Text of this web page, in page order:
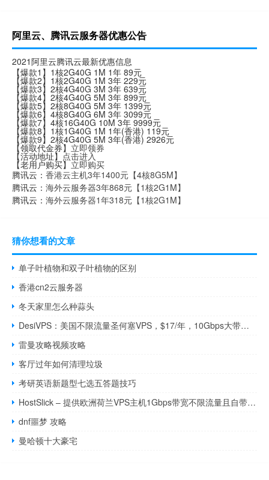
阿里云、腾讯云服务器优惠公告
2021阿里云腾讯云最新优惠信息
【爆款1】1核2G40G 1M 1年 89元
【爆款2】1核2G40G 1M 3年 229元
【爆款3】2核4G40G 3M 3年 639元
【爆款4】2核4G40G 5M 3年 899元
【爆款5】2核8G40G 5M 3年 1399元
【爆款6】4核8G40G 6M 3年 3099元
【爆款7】4核16G40G 10M 3年 9999元
【爆款8】1核1G40G 1M 1年(香港) 119元
【爆款9】2核4G40G 5M 3年(香港) 2926元
【领取代金券】 立即领券
【活动地址】 点击进入
【老用户购买】立即购买
腾讯云： 香港云主机3年1400元【4核8G5M】
腾讯云： 海外云服务器3年868元【1核2G1M】
腾讯云： 海外云服务器1年318元【1核2G1M】
猜你想看的文章
单子叶植物和双子叶植物的区别
香港cn2云服务器
冬天家里怎么种蒜头
DesiVPS：美国不限流量圣何塞VPS，$17/年，10Gbps大带宽，每年免费3次更换IP
雷曼攻略视频攻略
客厅过年如何清理垃圾
考研英语新题型七选五答题技巧
HostSlick – 提供欧洲荷兰VPS主机1Gbps带宽不限流量且自带防御
dnf噩梦 攻略
曼哈顿十大豪宅